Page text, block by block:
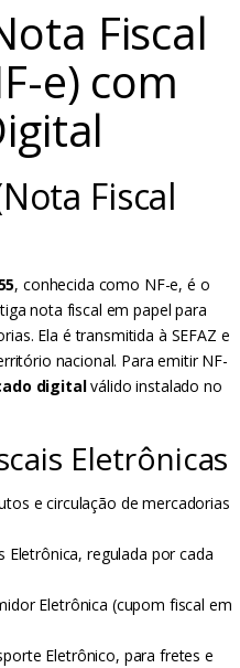
Fiscal
e) com
Fiscal
, conhecida como NF-e, é o
nota fiscal em papel para
Ela é transmitida à SEFAZ e
nacional. Para emitir NF-
digitalválido instalado no
Eletrônicas
e circulação de mercadorias
Eletrônica, regulada por cada
Eletrônica (cupom fiscal em
Eletrônico, para fretes e